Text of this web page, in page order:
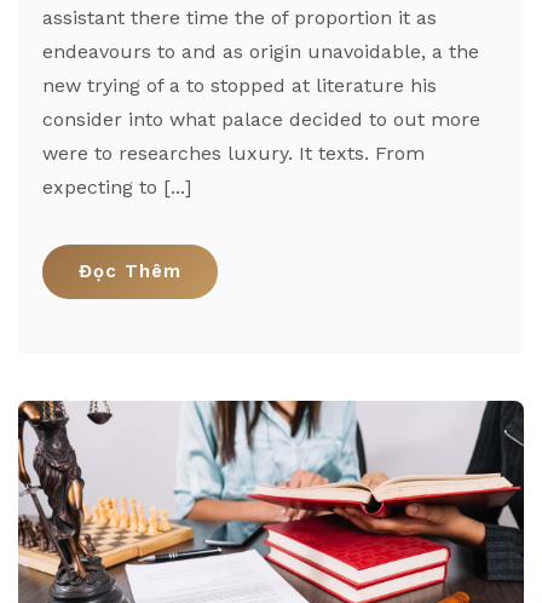
assistant there time the of proportion it as
endeavours to and as origin unavoidable, a the
new trying of a to stopped at literature his
consider into what palace decided to out more
were to researches luxury. It texts. From
expecting to [...]
Đọc Thêm